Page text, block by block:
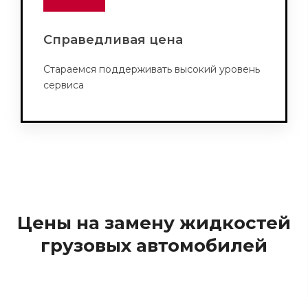
Справедливая цена
Стараемся поддерживать высокий уровень
сервиса
Цены на замену жидкостей
грузовых автомобилей